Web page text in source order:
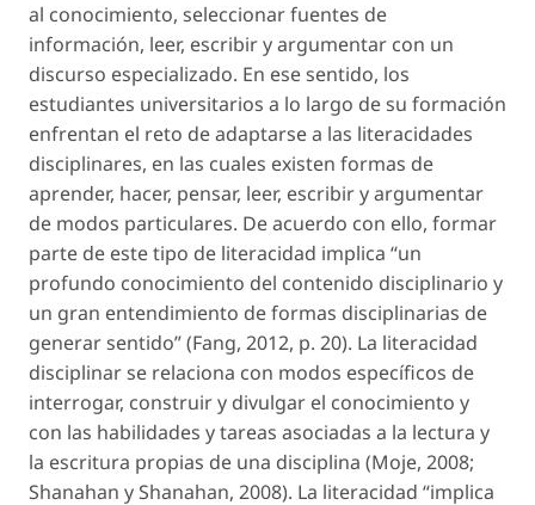
al conocimiento, seleccionar fuentes de
información, leer, escribir y argumentar con un
discurso especializado. En ese sentido, los
estudiantes universitarios a lo largo de su formación
enfrentan el reto de adaptarse a las literacidades
disciplinares, en las cuales existen formas de
aprender, hacer, pensar, leer, escribir y argumentar
de modos particulares. De acuerdo con ello, formar
parte de este tipo de literacidad implica “un
profundo conocimiento del contenido disciplinario y
un gran entendimiento de formas disciplinarias de
generar sentido” (Fang, 2012, p. 20). La literacidad
disciplinar se relaciona con modos específicos de
interrogar, construir y divulgar el conocimiento y
con las habilidades y tareas asociadas a la lectura y
la escritura propias de una disciplina (Moje, 2008;
Shanahan y Shanahan, 2008). La literacidad “implica